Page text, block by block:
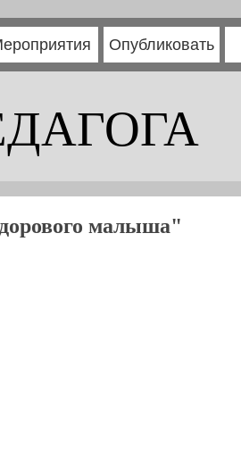
Опубликовать
малыша"